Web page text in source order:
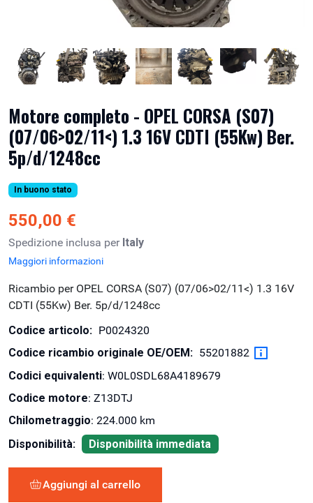
Motore completo - OPEL CORSA (S07)
(07/06>02/11<) 1.3 16V CDTI (55Kw) Ber.
5p/d/1248cc
In buono stato
550,00 €
Spedizione inclusa per Italy
Maggiori informazioni
Ricambio per OPEL CORSA (S07) (07/06>02/11<) 1.3 16V
CDTI (55Kw) Ber. 5p/d/1248cc
Codice articolo: P0024320
Codice ricambio originale OE/OEM: 55201882
Codici equivalenti: W0L0SDL68A4189679
Codice motore: Z13DTJ
Chilometraggio: 224.000 km
Disponibilità:
Disponibilità immediata
Aggiungi al carrello